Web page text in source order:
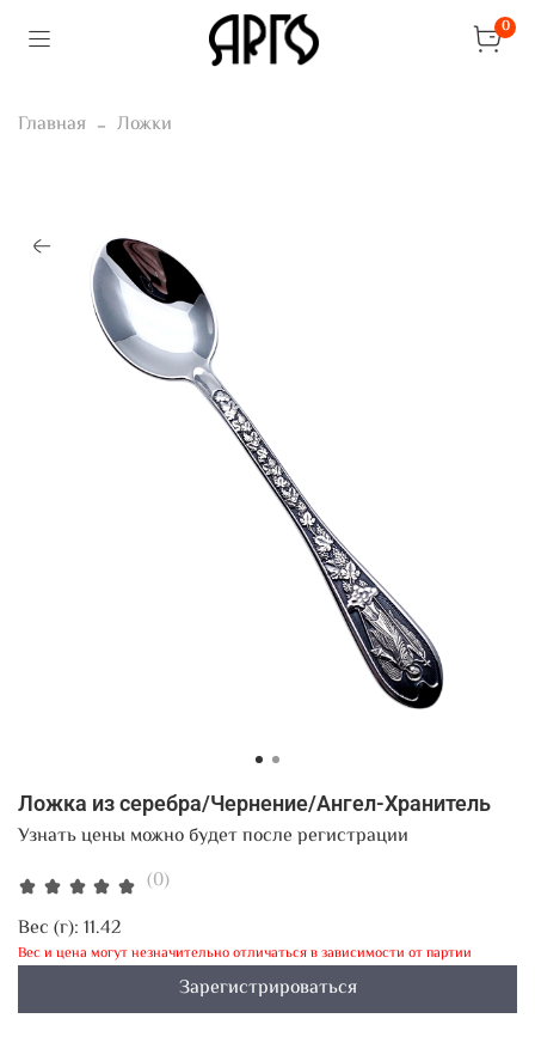
0
Главная Ложки
(0)
Ложка из серебра/Чернение/Ангел-Хранитель
Узнать цены можно будет после регистрации
Вес (г): 11.42
Вес и цена могут незначительно отличаться в зависимости от партии
Зарегистрироваться